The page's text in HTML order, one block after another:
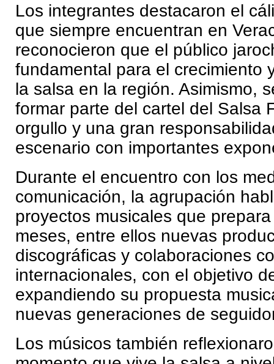
Los integrantes destacaron el
que siempre encuentran en
reconocieron que el público
fundamental para el crecimiento
la salsa en la región. Asimismo,
formar parte del cartel del Salsa
orgullo y una gran
escenario con importantes
Durante el encuentro con los
comunicación, la agrupación
proyectos musicales que
meses, entre ellos nuevas
discográficas y colaboraciones
internacionales, con el objetivo
expandiendo su propuesta
nuevas generaciones de
Los músicos también